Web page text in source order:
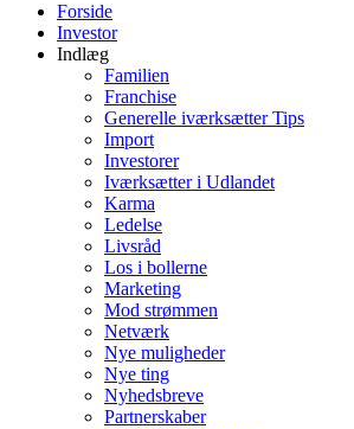
Forside
Investor
Indlæg
Familien
Franchise
Generelle iværksætter Tips
Import
Investorer
Iværksætter i Udlandet
Karma
Ledelse
Livsråd
Los i bollerne
Marketing
Mod strømmen
Netværk
Nye muligheder
Nye ting
Nyhedsbreve
Partnerskaber